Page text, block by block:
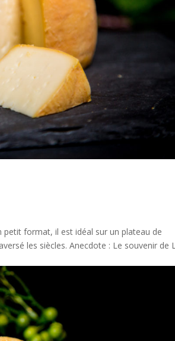
format, il est idéal sur un plateau de
les siècles. Anecdote : Le souvenir de